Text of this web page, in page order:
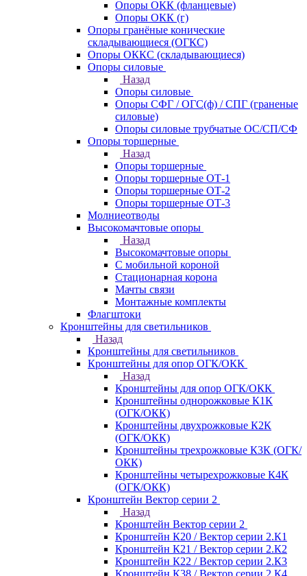
Опоры ОКК (фланцевые)
Опоры ОКК (г)
Опоры гранёные конические
складывающиеся (ОГКС)
Опоры ОККС (складывающиеся)
Опоры силовые
Назад
Опоры силовые
Опоры СФГ / ОГС(ф) / СПГ (граненые
силовые)
Опоры силовые трубчатые ОС/СП/СФ
Опоры торшерные
Назад
Опоры торшерные
Опоры торшерные ОТ-1
Опоры торшерные ОТ-2
Опоры торшерные ОТ-3
Молниеотводы
Высокомачтовые опоры
Назад
Высокомачтовые опоры
С мобильной короной
Стационарная корона
Мачты связи
Монтажные комплекты
Флагштоки
Кронштейны для светильников
Назад
Кронштейны для светильников
Кронштейны для опор ОГК/ОКК
Назад
Кронштейны для опор ОГК/ОКК
Кронштейны однорожковые К1К
(ОГК/ОКК)
Кронштейны двухрожковые К2К
(ОГК/ОКК)
Кронштейны трехрожковые К3К (ОГК/
ОКК)
Кронштейны четырехрожковые К4К
(ОГК/ОКК)
Кронштейн Вектор серии 2
Назад
Кронштейн Вектор серии 2
Кронштейн К20 / Вектор серии 2.К1
Кронштейн К21 / Вектор серии 2.К2
Кронштейн К22 / Вектор серии 2.К3
Кронштейн К38 / Вектор серии 2.К4